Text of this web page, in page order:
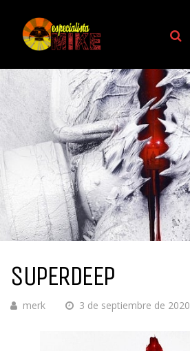
SUPERDEEP
merk 3 de septiembre de 2020